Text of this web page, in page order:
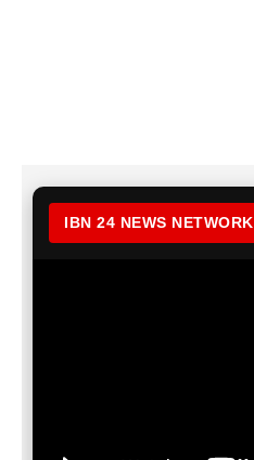
IBN 24 NEWS NETWORK